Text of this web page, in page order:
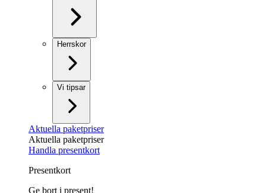
Herrskor
Vi tipsar
Aktuella paketpriser
Aktuella paketpriser
Handla presentkort
Presentkort
Ge bort i present!